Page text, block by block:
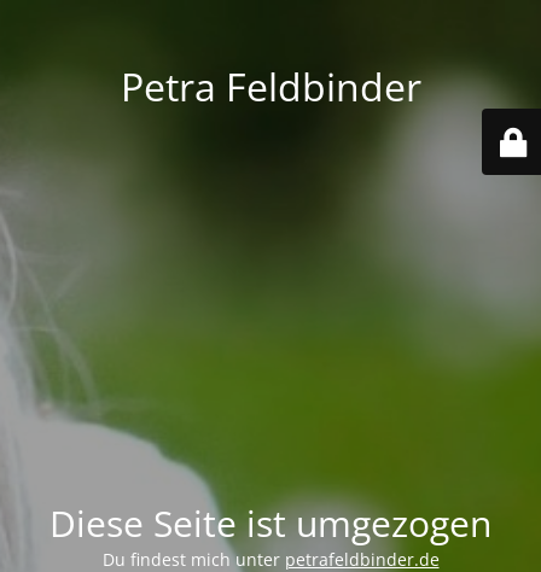
Petra Feldbinder
Diese Seite ist umgezogen
Du findest mich unter petrafeldbinder.de